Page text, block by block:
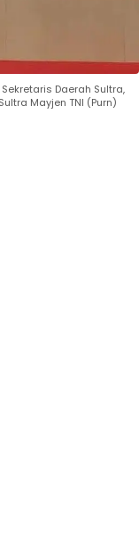
Daerah Sultra,
Mayjen TNI (Purn)